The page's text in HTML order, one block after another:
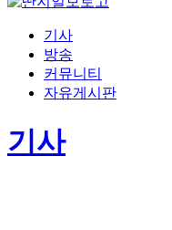
기사
방송
커뮤니티
자유게시판
기사